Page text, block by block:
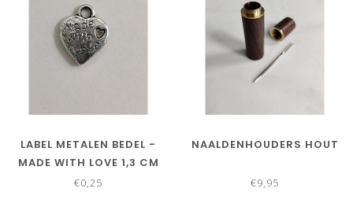
LABEL METALEN BEDEL -
MADE WITH LOVE 1,3 CM
€0,25
NAALDENHOUDERS HOUT
€9,95